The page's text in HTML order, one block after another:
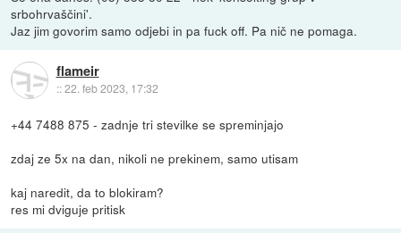
srbohrvaščini'.
Jaz jim govorim samo odjebi in pa fuck off. Pa nič ne pomaga.
flameir
::22. feb 2023, 17:32
+44 7488 875 - zadnje tri stevilke se spreminjajo
zdaj ze 5x na dan, nikoli ne prekinem, samo utisam
kaj naredit, da to blokiram?
res mi dviguje pritisk